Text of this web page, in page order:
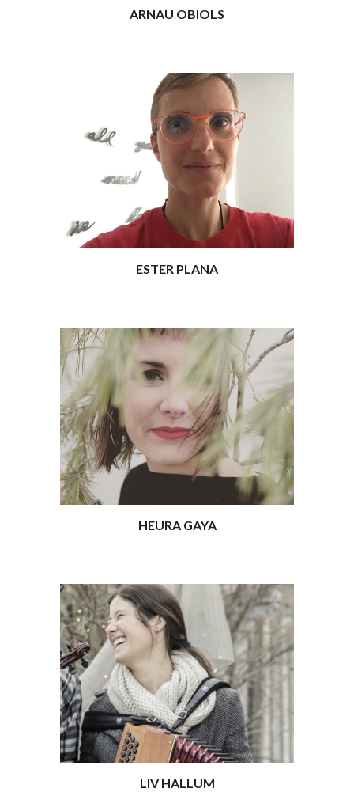
ARNAU OBIOLS
ESTER PLANA
HEURA GAYA
LIV HALLUM